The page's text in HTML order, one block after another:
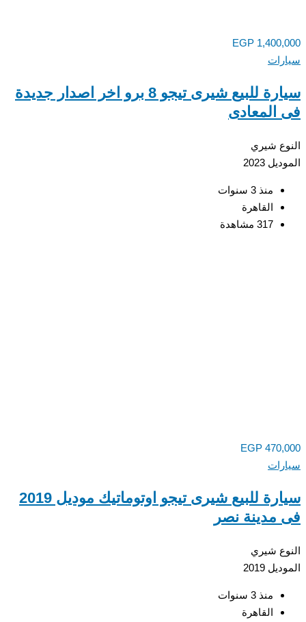
EGP
سيارة للبيع شيرى تيجو 8 برو اخر اصدار جديدة
شيري
2023
منذ 3 سنوات
القاهرة
317 مشاهدة
EGP
سيارة للبيع شيرى تيجو اوتوماتيك موديل 2019
مدينة نصر
شيري
2019
منذ 3 سنوات
القاهرة